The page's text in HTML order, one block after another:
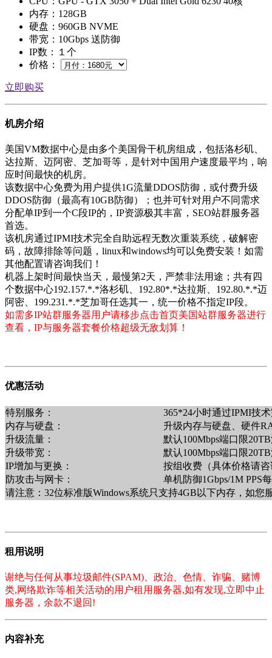
内存：128GB
硬盘：960GB NVME
带宽：10Gbps 送防御
IP数：１个
价格：
立即购买
机房介绍
美国VM数据中心是由多个美国骨干机房组成，包括洛杉矶、
达拉斯、迈阿密、芝加哥等，是针对中国用户速度最平均，响
应时间最快的机房。
该数据中心免费为用户提供1G流量DDOS防御，或付费升级
DDOS防御（最高有10GB防御）；也并可针对用户不同需求
分配单IP到一个C段IP的，IP资源极其丰富，SEO站群服务器
首选。
该机房通过IPMI技术完全自助远程无数次重装系统，破解密
码，故障排除等问题，linux和windows均可以免费安装！如需
其他配置请咨询我们！
机器上架时间最快当天，最慢第2天，严禁非法用途；共有四
个数据中心192.157.*.*洛杉矶、192.80*.*达拉斯、192.80.*.*迈
阿密、199.231.*.*芝加哥任选其一，统一价格不指定IP段。
如需多IP站群服务器用户请移步点击首页美国站群服务器进行
查看，IP与服务器套餐价格超级无敌划算！
优惠活动
特别服务：
365*24小时通过IPMI技
内存与硬盘：
升级内存与硬盘、硬件
升级流量：
默认100Mbps端口限
升级带宽：
默认100Mbps端口限
IP增加与更换：
按组收费（具体价格请咨
防攻击与网卡：
单机防御1Gbps/1M PPS
请注意：32位标准版Windows系统只支持4GB以下内存，如
租用说明
谢绝与任何从事垃圾邮件(SPAM)、政治、色情、诈骗、赌博
类,网络欺诈等相关活动的用户租用服务器,如有发现,立即中止
服务器，余款不退回!
内容补充